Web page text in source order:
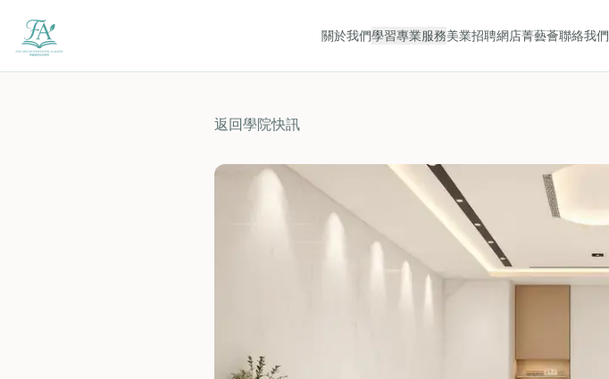
關於我們學習專業服務美業招聘網店菁藝薈聯絡我們
返回學院快訊